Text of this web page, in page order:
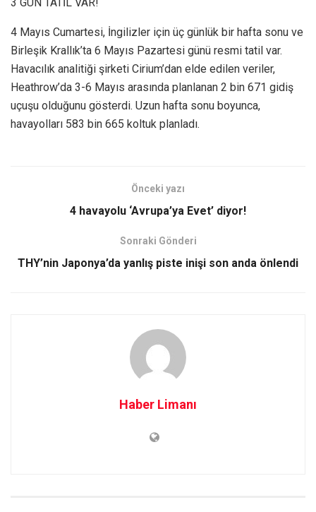
4 Mayıs Cumartesi, İngilizler için üç günlük bir hafta sonu ve
Birleşik Krallık’ta 6 Mayıs Pazartesi günü resmi tatil var.
Havacılık analitiği şirketi Cirium’dan elde edilen veriler,
Heathrow’da 3-6 Mayıs arasında planlanan 2 bin 671 gidiş
uçuşu olduğunu gösterdi. Uzun hafta sonu boyunca,
havayolları 583 bin 665 koltuk planladı.
Önceki yazı
4 havayolu ‘Avrupa’ya Evet’ diyor!
Sonraki Gönderi
THY’nin Japonya’da yanlış piste inişi son anda önlendi
Haber Limanı